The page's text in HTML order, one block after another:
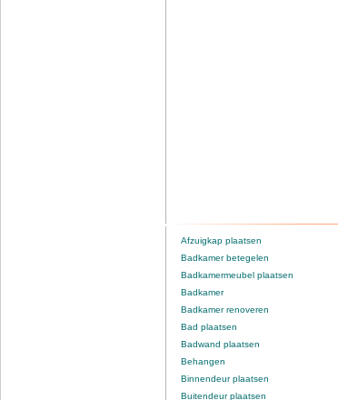
Afzuigkap plaatsen
Badkamer betegelen
Badkamermeubel plaatsen
Badkamer
Badkamer renoveren
Bad plaatsen
Badwand plaatsen
Behangen
Binnendeur plaatsen
Buitendeur plaatsen